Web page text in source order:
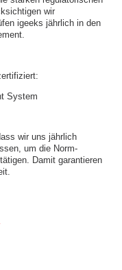
wir
igeeks jährlich in den
System
wir uns jährlich
um die Norm-
Damit garantieren